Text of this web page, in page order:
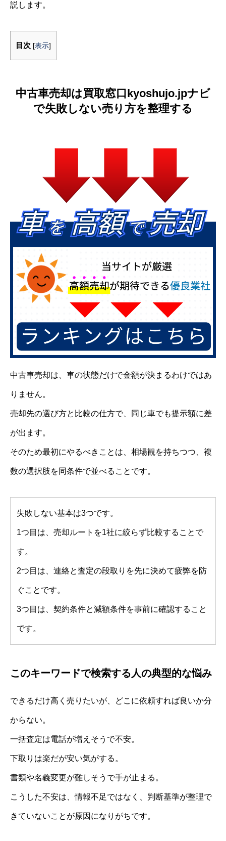
説します。
目次 [表示]
中古車売却は買取窓口kyoshujo.jpナビ
で失敗しない売り方を整理する
中古車売却は、車の状態だけで金額が決まるわけではあ
りません。
売却先の選び方と比較の仕方で、同じ車でも提示額に差
が出ます。
そのため最初にやるべきことは、相場観を持ちつつ、複
数の選択肢を同条件で並べることです。
失敗しない基本は3つです。
1つ目は、売却ルートを1社に絞らず比較することで
す。
2つ目は、連絡と査定の段取りを先に決めて疲弊を防
ぐことです。
3つ目は、契約条件と減額条件を事前に確認すること
です。
このキーワードで検索する人の典型的な悩み
できるだけ高く売りたいが、どこに依頼すれば良いか分
からない。
一括査定は電話が増えそうで不安。
下取りは楽だが安い気がする。
書類や名義変更が難しそうで手が止まる。
こうした不安は、情報不足ではなく、判断基準が整理で
きていないことが原因になりがちです。